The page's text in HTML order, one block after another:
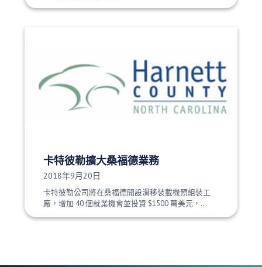
卡特彼勒擴大桑福德業務
發布日期：
2018年9月20日
卡特彼勒公司將在桑福德開設滑移裝載機預組裝工
廠，增加 40 個就業機會並投資 $1500 萬美元，...